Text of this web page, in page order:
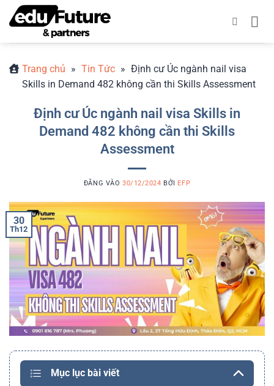
qua
Trang chủ » Tin Tức » Định cư Úc ngành nail visa
Skills in Demand 482 không cần thi Skills Assessment
Định cư Úc ngành nail visa Skills in
Demand 482 không cần thi Skills
Assessment
ĐĂNG VÀO 30/12/2024 BỞI EFP
30
Th12
Mục lục bài viết